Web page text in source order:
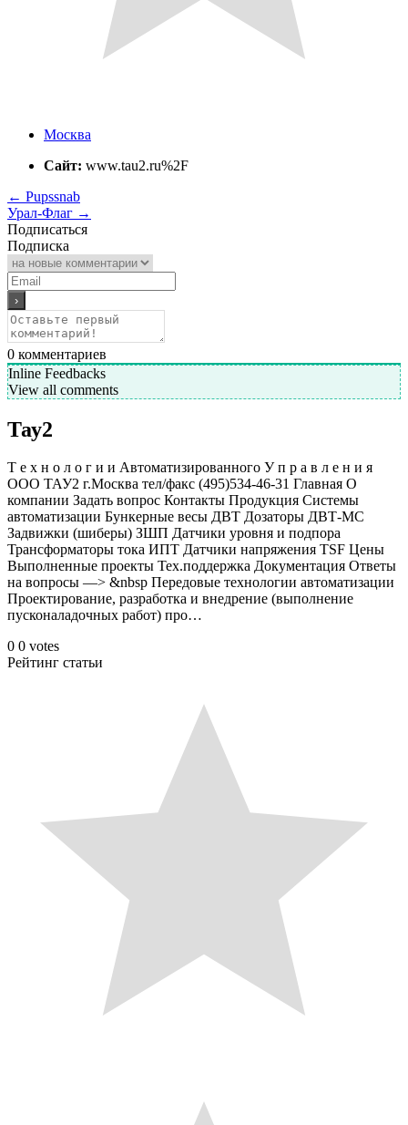
Москва
Сайт: www.tau2.ru%2F
← Pupssnab
Урал-Флаг →
Подписаться
Подписка
0 комментариев
Inline Feedbacks
View all comments
Тау2
Т е х н о л о г и и Автоматизированного У п р а в л е н и я
ООО ТАУ2 г.Москва тел/факс (495)534-46-31 Главная О
компании Задать вопрос Контакты Продукция Системы
автоматизации Бункерные весы ДВТ Дозаторы ДВТ-МC
Задвижки (шиберы) ЗШП Датчики уровня и подпора
Трансформаторы тока ИПТ Датчики напряжения TSF Цены
Выполненные проекты Тех.поддержка Документация Ответы
на вопросы —> &nbsp Передовые технологии автоматизации
Проектирование, разработка и внедрение (выполнение
пусконаладочных работ) про…
0 0 votes
Рейтинг статьи